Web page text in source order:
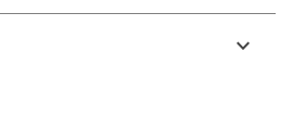
keyboard_arrow_down